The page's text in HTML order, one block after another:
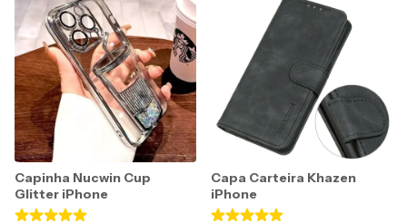
Capinha Nucwin Cup
Glitter iPhone
Capa Carteira Khazen
iPhone